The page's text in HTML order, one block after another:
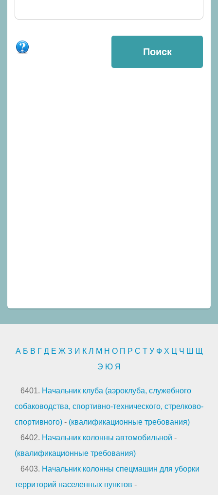
А Б В Г Д Е Ж З И К Л М Н О П Р С Т У Ф Х Ц Ч Ш
Щ
Э Ю Я
6401. Начальник клуба (аэроклуба, служебного
собаководства, спортивно-технического, стрелково-
спортивного) - (квалификационные требования)
6402. Начальник колонны автомобильной -
(квалификационные требования)
6403. Начальник колонны спецмашин для уборки
территорий населенных пунктов -